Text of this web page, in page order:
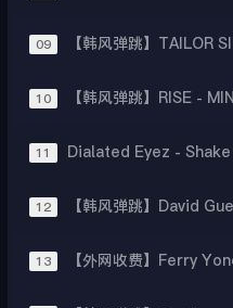
09
10 【韩风弹跳】RISE -
11 Dialated Eyez -
12
13